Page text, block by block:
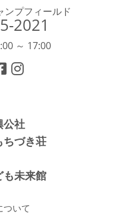
ンプフィールド
2021
～ 17:00
公社
ちづき荘
も未来館
ついて